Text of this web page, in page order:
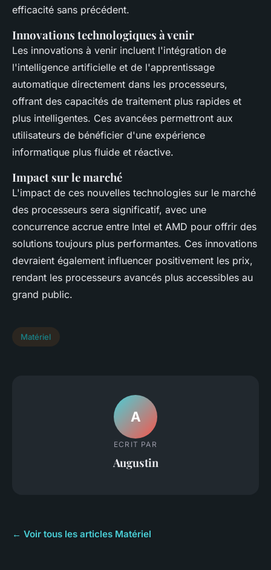
efficacité sans précédent.
Innovations technologiques à venir
Les innovations à venir incluent l'intégration de
l'intelligence artificielle et de l'apprentissage
automatique directement dans les processeurs,
offrant des capacités de traitement plus rapides et
plus intelligentes. Ces avancées permettront aux
utilisateurs de bénéficier d'une expérience
informatique plus fluide et réactive.
Impact sur le marché
L'impact de ces nouvelles technologies sur le marché
des processeurs sera significatif, avec une
concurrence accrue entre Intel et AMD pour offrir des
solutions toujours plus performantes. Ces innovations
devraient également influencer positivement les prix,
rendant les processeurs avancés plus accessibles au
grand public.
Matériel
A
ECRIT PAR
Augustin
← Voir tous les articles Matériel